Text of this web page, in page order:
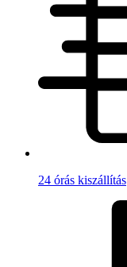
24 órás kiszállítás